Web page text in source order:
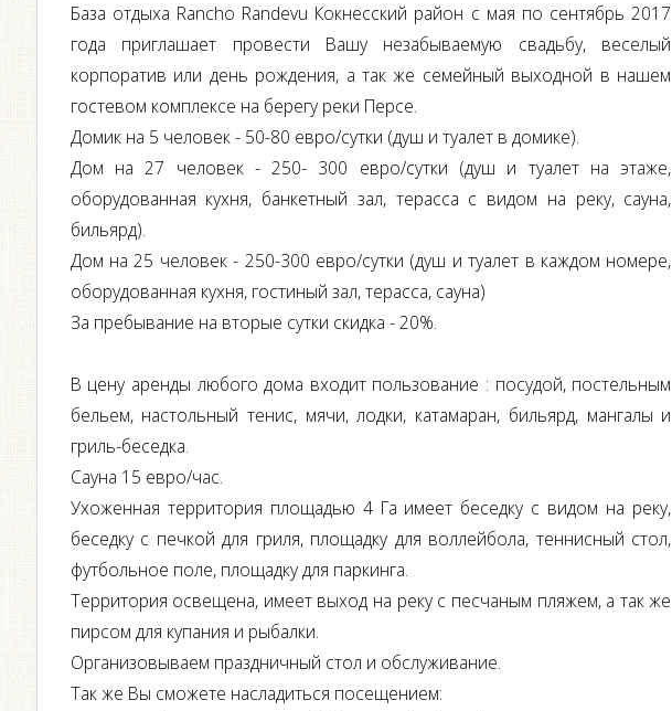
База отдыха Rancho Randevu Кокнесский район с мая по сентябрь 2017
года приглашает провести Вашу незабываемую свадьбу, веселый
корпоратив или день рождения, а так же семейный выходной в нашем
гостевом комплексе на берегу реки Персе.
Домик на 5 человек - 50-80 евро/сутки (душ и туалет в домике).
Дом на 27 человек - 250- 300 евро/сутки (душ и туалет на этаже,
оборудованная кухня, банкетный зал, терасса с видом на реку, сауна,
бильярд).
Дом на 25 человек - 250-300 евро/сутки (душ и туалет в каждом номере,
оборудованная кухня, гостиный зал, терасса, сауна)
За пребывание на вторые сутки скидка - 20%.
В цену аренды любого дома входит пользование : посудой, постельным
бельем, настольный тенис, мячи, лодки, катамаран, бильярд, мангалы и
гриль-беседка.
Сауна 15 евро/час.
Ухоженная территория площадью 4 Га имеет беседку с видом на реку,
беседку с печкой для гриля, площадку для воллейбола, теннисный стол,
футбольное поле, площадку для паркинга.
Территория освещена, имеет выход на реку с песчаным пляжем, а так же
пирсом для купания и рыбалки.
Организовываем праздничный стол и обслуживание.
Так же Вы сможете насладиться посещением: